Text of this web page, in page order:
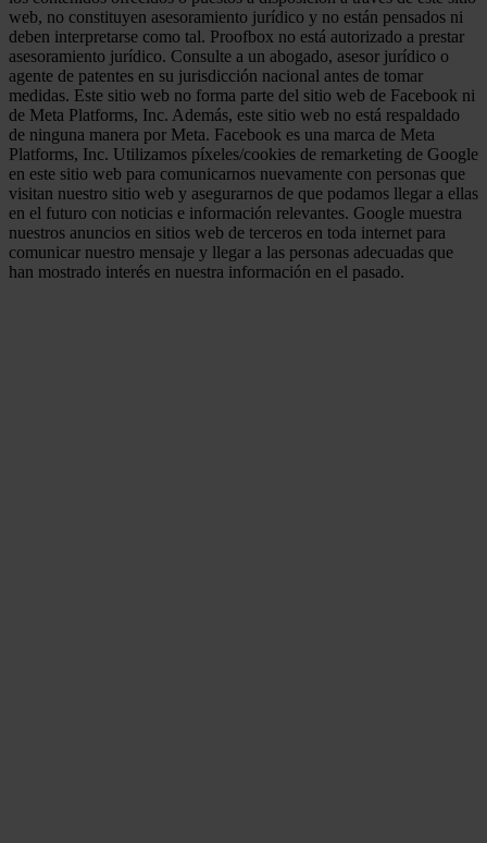
web, no constituyen asesoramiento jurídico y no están pensados ni
deben interpretarse como tal. Proofbox no está autorizado a prestar
asesoramiento jurídico. Consulte a un abogado, asesor jurídico o
agente de patentes en su jurisdicción nacional antes de tomar
medidas. Este sitio web no forma parte del sitio web de Facebook ni
de Meta Platforms, Inc. Además, este sitio web no está respaldado
de ninguna manera por Meta. Facebook es una marca de Meta
Platforms, Inc. Utilizamos píxeles/cookies de remarketing de Google
en este sitio web para comunicarnos nuevamente con personas que
visitan nuestro sitio web y asegurarnos de que podamos llegar a ellas
en el futuro con noticias e información relevantes. Google muestra
nuestros anuncios en sitios web de terceros en toda internet para
comunicar nuestro mensaje y llegar a las personas adecuadas que
han mostrado interés en nuestra información en el pasado.